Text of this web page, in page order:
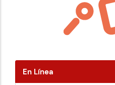
En Línea